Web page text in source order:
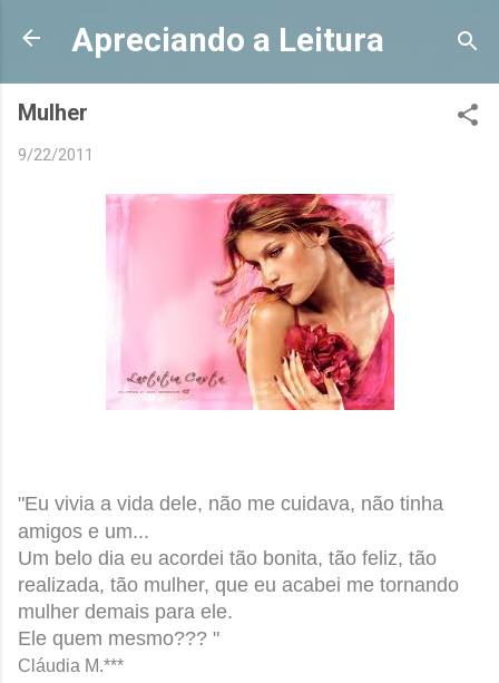
Pular para o conteúdo principal
Apreciando a Leitura
Mulher
9/22/2011
"Eu vivia a vida dele, não me cuidava, não tinha
amigos e um...
Um belo dia eu acordei tão bonita, tão feliz, tão
realizada, tão mulher, que eu acabei me tornando
mulher demais para ele.
Ele quem mesmo??? "
Cláudia M.***